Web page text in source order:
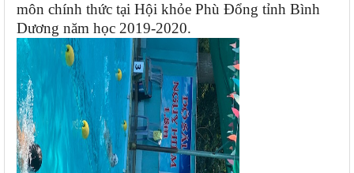
môn chính thức tại Hội khỏe Phù Đổng tỉnh Bình
Dương năm học 2019-2020.